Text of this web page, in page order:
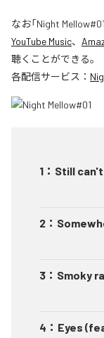
なお「Night Mellow#01
YouTube Music、
聴くことができる。
各配信サービス：
1 ： Still
2 ：
3 ： Smoky
4 ： Eyes